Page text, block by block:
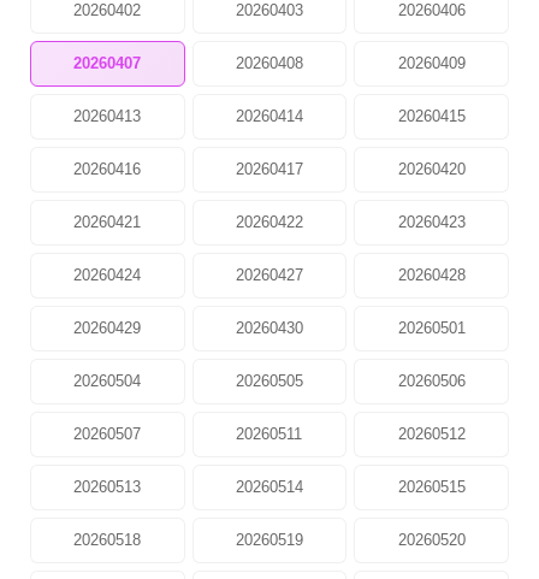
20260402 20260403 20260406
20260407 20260408 20260409
20260413 20260414 20260415
20260416 20260417 20260420
20260421 20260422 20260423
20260424 20260427 20260428
20260429 20260430 20260501
20260504 20260505 20260506
20260507 20260511 20260512
20260513 20260514 20260515
20260518 20260519 20260520